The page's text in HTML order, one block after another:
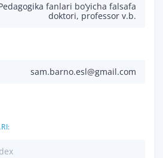
fanlari bo‘yicha falsafa
doktori, professor v.b.
sam.barno.esl@gmail.com